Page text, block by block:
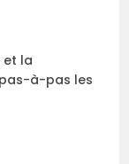
et la
à-pas les